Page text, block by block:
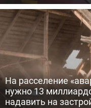
На расселение
нужно 13
надавить на